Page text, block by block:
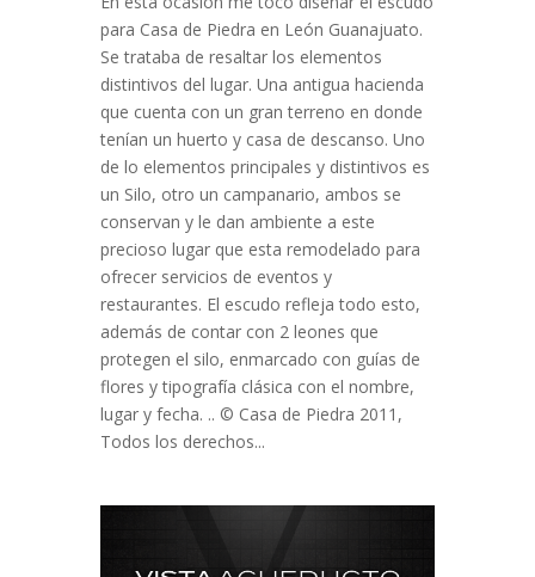
para Casa de Piedra en León Guanajuato.
Se trataba de resaltar los elementos
distintivos del lugar. Una antigua hacienda
que cuenta con un gran terreno en donde
tenían un huerto y casa de descanso. Uno
de lo elementos principales y distintivos es
un Silo, otro un campanario, ambos se
conservan y le dan ambiente a este
precioso lugar que esta remodelado para
ofrecer servicios de eventos y
restaurantes. El escudo refleja todo esto,
además de contar con 2 leones que
protegen el silo, enmarcado con guías de
flores y tipografía clásica con el nombre,
lugar y fecha. .. © Casa de Piedra 2011,
Todos los derechos...